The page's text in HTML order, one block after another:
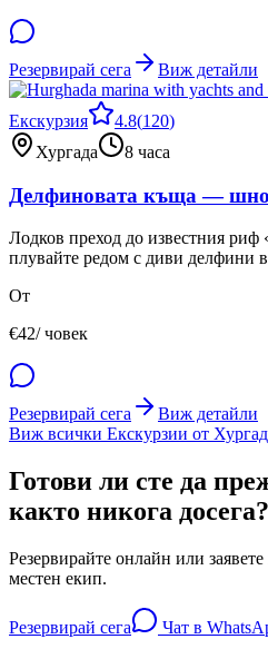
Резервирай сега Виж детайли
Екскурзия 4.8(120)
Хургада
8 часа
Делфиновата къща —
Лодков преход до известния
плувайте редом с диви делфини в
От
€42/ човек
Резервирай сега
Виж детайли
Виж всички Екскурзии от
Готови ли сте да
както никога досега?
Резервирайте онлайн или
местен екип.
Резервирай сега
Чат в